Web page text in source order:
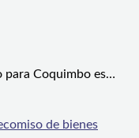
para Coquimbo es…